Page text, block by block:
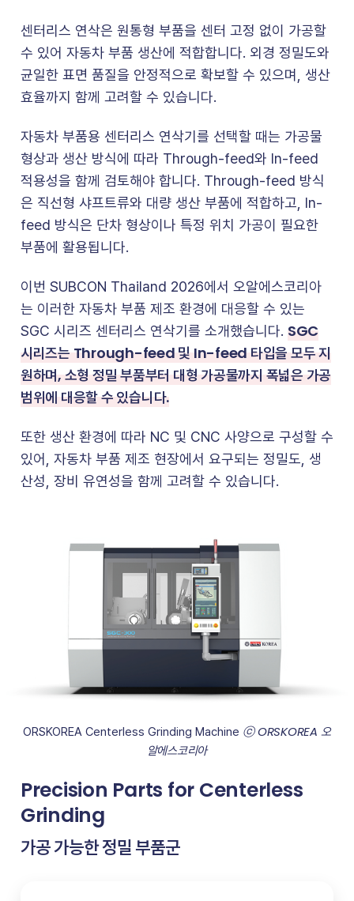
센터리스 연삭은 원통형 부품을 센터 고정 없이 가공할
수 있어 자동차 부품 생산에 적합합니다. 외경 정밀도와
균일한 표면 품질을 안정적으로 확보할 수 있으며, 생산
효율까지 함께 고려할 수 있습니다.
자동차 부품용 센터리스 연삭기를 선택할 때는 가공물
형상과 생산 방식에 따라 Through-feed와 In-feed
적용성을 함께 검토해야 합니다. Through-feed 방식
은 직선형 샤프트류와 대량 생산 부품에 적합하고, In-
feed 방식은 단차 형상이나 특정 위치 가공이 필요한
부품에 활용됩니다.
이번 SUBCON Thailand 2026에서 오알에스코리아
는 이러한 자동차 부품 제조 환경에 대응할 수 있는
SGC 시리즈 센터리스 연삭기를 소개했습니다. SGC
시리즈는 Through-feed 및 In-feed 타입을 모두 지
원하며, 소형 정밀 부품부터 대형 가공물까지 폭넓은 가공
범위에 대응할 수 있습니다.
또한 생산 환경에 따라 NC 및 CNC 사양으로 구성할 수
있어, 자동차 부품 제조 현장에서 요구되는 정밀도, 생
산성, 장비 유연성을 함께 고려할 수 있습니다.
ORSKOREA Centerless Grinding Machine ⓒ ORSKOREA 오
알에스코리아
Precision Parts for Centerless
Grinding
가공 가능한 정밀 부품군